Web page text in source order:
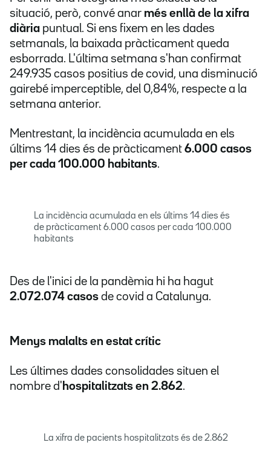
situació, però, convé anar més enllà de la xifra
diària puntual. Si ens fixem en les dades
setmanals, la baixada pràcticament queda
esborrada. L'última setmana s'han confirmat
249.935 casos positius de covid, una disminució
gairebé imperceptible, del 0,84%, respecte a la
setmana anterior.
Mentrestant, la incidència acumulada en els
últims 14 dies és de pràcticament 6.000 casos
per cada 100.000 habitants.
La incidència acumulada en els últims 14 dies és
de pràcticament 6.000 casos per cada 100.000
habitants
Des de l'inici de la pandèmia hi ha hagut
2.072.074 casos de covid a Catalunya.
Menys malalts en estat crític
Les últimes dades consolidades situen el
nombre d' hospitalitzats en 2.862.
La xifra de pacients hospitalitzats és de 2.862